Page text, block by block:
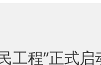
程”正式启动